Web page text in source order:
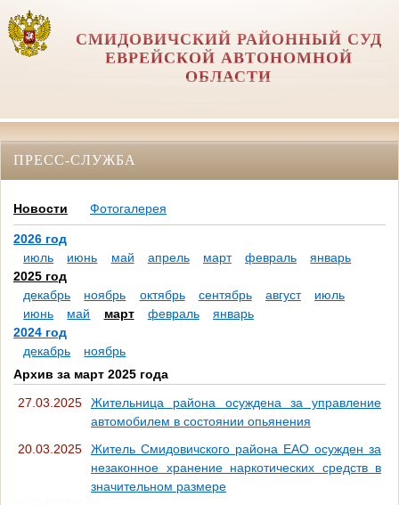
СМИДОВИЧСКИЙ РАЙОННЫЙ СУД
ЕВРЕЙСКОЙ АВТОНОМНОЙ
ОБЛАСТИ
ПРЕСС-СЛУЖБА
Новости Фотогалерея
2026 год
июль
июнь май апрель март февраль
январь
2025 год
декабрь
ноябрь октябрь сентябрь август
июль
июнь
май март февраль
январь
2024 год
декабрь
ноябрь
Архив за март 2025 года
27.03.2025
Жительница района осуждена за управление
автомобилем в состоянии опьянения
20.03.2025
Житель Смидовичского района ЕАО осужден за
незаконное хранение наркотических средств в
значительном размере